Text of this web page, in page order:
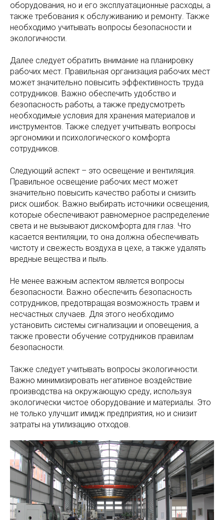
оборудования, но и его эксплуатационные расходы, а
также требования к обслуживанию и ремонту. Также
необходимо учитывать вопросы безопасности и
экологичности.
Далее следует обратить внимание на планировку
рабочих мест. Правильная организация рабочих мест
может значительно повысить эффективность труда
сотрудников. Важно обеспечить удобство и
безопасность работы, а также предусмотреть
необходимые условия для хранения материалов и
инструментов. Также следует учитывать вопросы
эргономики и психологического комфорта
сотрудников.
Следующий аспект – это освещение и вентиляция.
Правильное освещение рабочих мест может
значительно повысить качество работы и снизить
риск ошибок. Важно выбирать источники освещения,
которые обеспечивают равномерное распределение
света и не вызывают дискомфорта для глаз. Что
касается вентиляции, то она должна обеспечивать
чистоту и свежесть воздуха в цехе, а также удалять
вредные вещества и пыль.
Не менее важным аспектом является вопросы
безопасности. Важно обеспечить безопасность
сотрудников, предотвращая возможность травм и
несчастных случаев. Для этого необходимо
установить системы сигнализации и оповещения, а
также провести обучение сотрудников правилам
безопасности.
Также следует учитывать вопросы экологичности.
Важно минимизировать негативное воздействие
производства на окружающую среду, используя
экологически чистое оборудование и материалы. Это
не только улучшит имидж предприятия, но и снизит
затраты на утилизацию отходов.